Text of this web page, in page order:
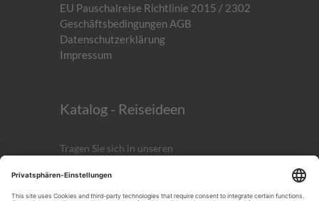
EU Pauschalreise Richtlinie 2015 / 2302
Geschäftsbedingungen AGB
Datenschutzerklärung
Impressum
Katalog - Reiseideen
Tragen Sie sich in unseren